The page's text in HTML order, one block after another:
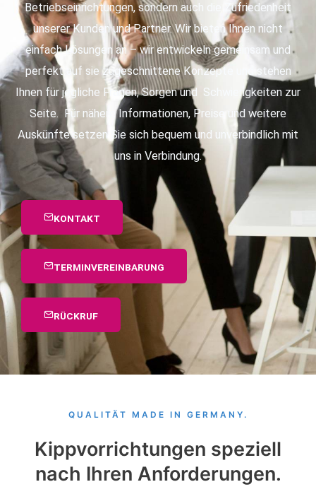
Betriebseinrichtungen, sondern auch die Zufriedenheit
unserer Kunden und Partner. Wir bieten Ihnen nicht
einfach Lösungen an – wir entwickeln gemeinsam und
perfekt auf sie zugeschnittene Konzepte und stehen
Ihnen für jegliche Fragen, Sorgen und Schwierigkeiten zur
Seite. Für nähere Informationen, Preise und weitere
Auskünfte setzen Sie sich bequem und unverbindlich mit
uns in Verbindung.
KONTAKT
TERMINVEREINBARUNG
RÜCKRUF
QUALITÄT MADE IN GERMANY.
Kippvorrichtungen speziell
nach Ihren Anforderungen.